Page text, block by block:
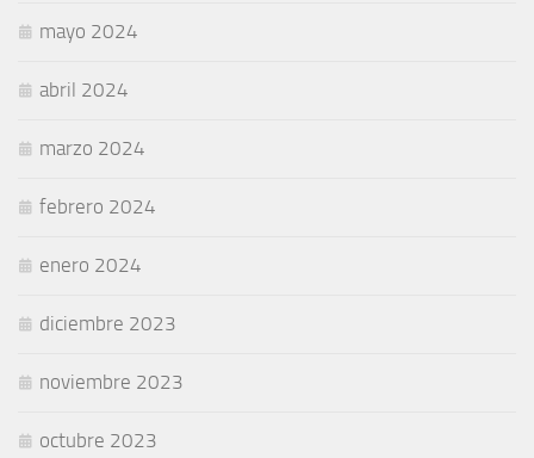
mayo 2024
abril 2024
marzo 2024
febrero 2024
enero 2024
diciembre 2023
noviembre 2023
octubre 2023